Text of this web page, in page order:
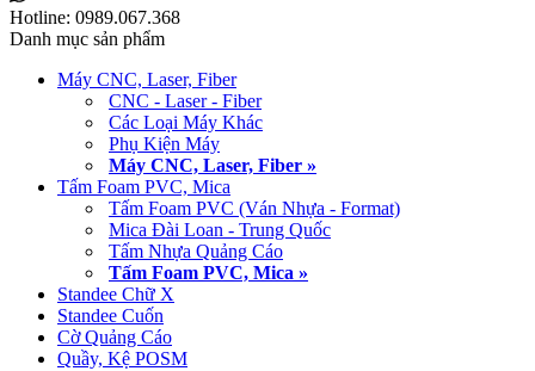
Hotline: 0989.067.368
Danh mục sản phẩm
Máy CNC, Laser, Fiber
CNC - Laser - Fiber
Các Loại Máy Khác
Phụ Kiện Máy
Máy CNC, Laser, Fiber »
Tấm Foam PVC, Mica
Tấm Foam PVC (Ván Nhựa - Format)
Mica Đài Loan - Trung Quốc
Tấm Nhựa Quảng Cáo
Tấm Foam PVC, Mica »
Standee Chữ X
Standee Cuốn
Cờ Quảng Cáo
Quầy, Kệ POSM